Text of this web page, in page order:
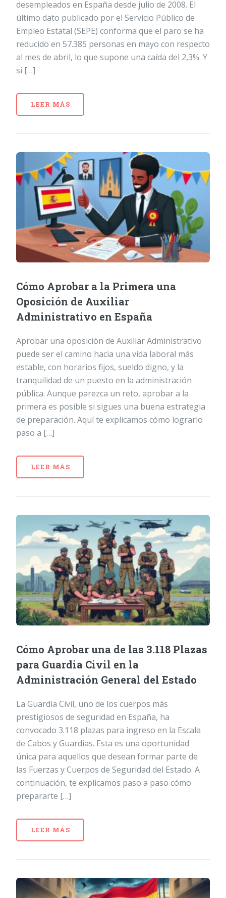
desempleados en España desde julio de 2008. El
último dato publicado por el Servicio Público de
Empleo Estatal (SEPE) conforma que el paro se ha
reducido en 57.385 personas en mayo con respecto
al mes de abril, lo que supone una caída del 2,3%. Y
si […]
LEER MÁS
Cómo Aprobar a la Primera una
Oposición de Auxiliar
Administrativo en España
Aprobar una oposición de Auxiliar Administrativo
puede ser el camino hacia una vida laboral más
estable, con horarios fijos, sueldo digno, y la
tranquilidad de un puesto en la administración
pública. Aunque parezca un reto, aprobar a la
primera es posible si sigues una buena estrategia
de preparación. Aquí te explicamos cómo lograrlo
paso a […]
LEER MÁS
Cómo Aprobar una de las 3.118 Plazas
para Guardia Civil en la
Administración General del Estado
La Guardia Civil, uno de los cuerpos más
prestigiosos de seguridad en España, ha
convocado 3.118 plazas para ingreso en la Escala
de Cabos y Guardias. Esta es una oportunidad
única para aquellos que desean formar parte de
las Fuerzas y Cuerpos de Seguridad del Estado. A
continuación, te explicamos paso a paso cómo
prepararte […]
LEER MÁS